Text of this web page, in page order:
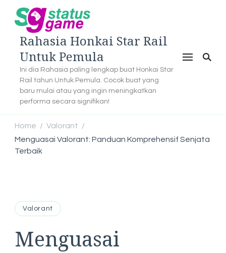
Rahasia Honkai Star Rail
Untuk Pemula
Ini dia Rahasia paling lengkap buat Honkai Star
Rail tahun Untuk Pemula. Cocok buat yang
baru mulai atau yang ingin meningkatkan
performa secara signifikan!
Home / Valorant /
Menguasai Valorant: Panduan Komprehensif Senjata
Terbaik
Valorant
Menguasai